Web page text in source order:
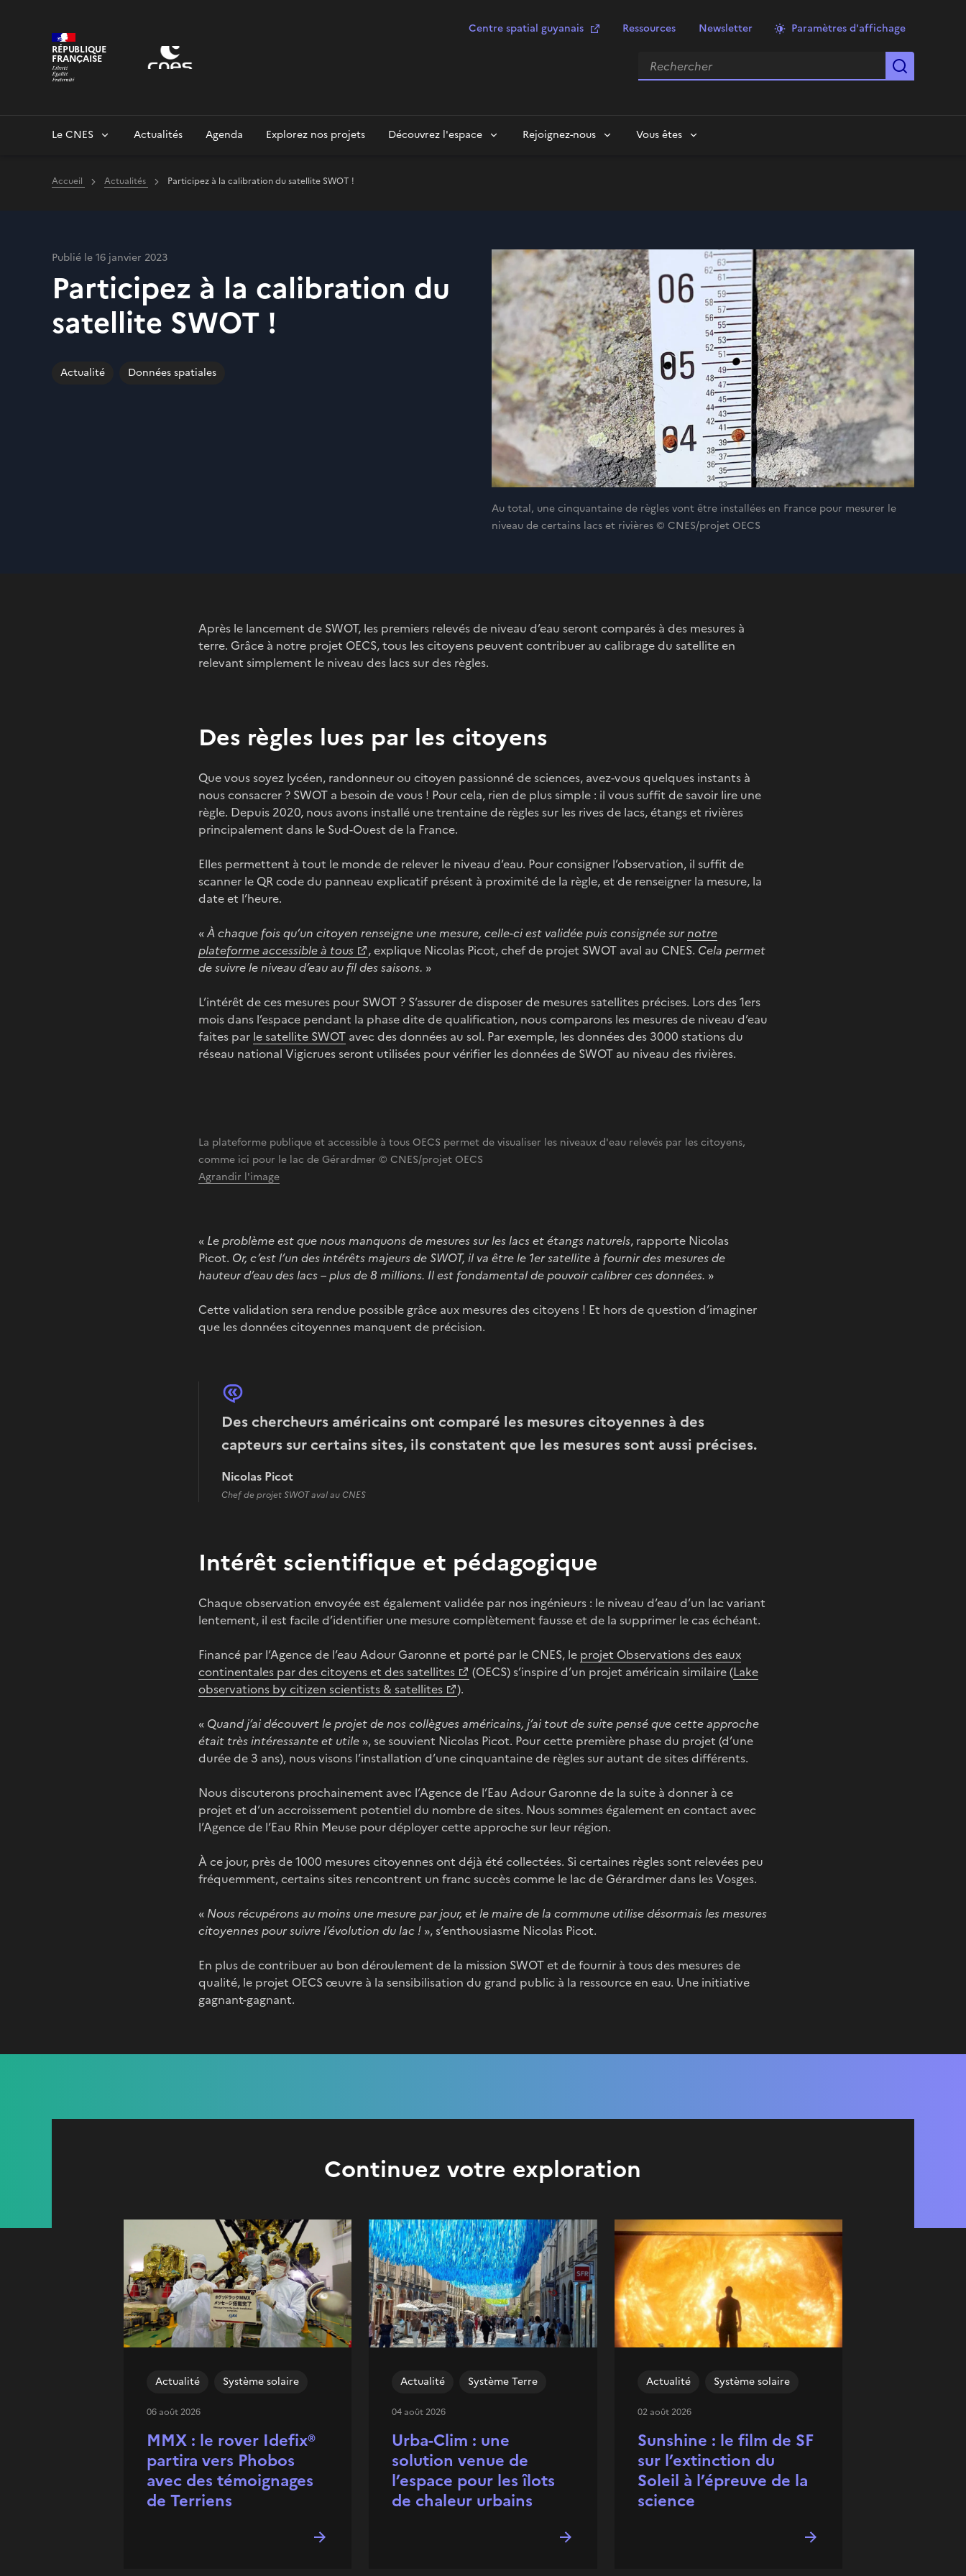
RÉPUBLIQUE
FRANÇAISE
Centre spatial guyanais Ressources Newsletter Paramètres d'affichage
Rechercher
Le CNES Actualités Agenda Explorez nos projets Découvrez l'espace Rejoignez-nous Vous êtes
Accueil Actualités Participez à la calibration du satellite SWOT !
Publié le 16 janvier 2023
Participez à la calibration du
satellite SWOT !
Actualité Données spatiales
Au total, une cinquantaine de règles vont être installées en France pour mesurer le
niveau de certains lacs et rivières © CNES/projet OECS
Après le lancement de SWOT, les premiers relevés de niveau d’eau seront comparés à des mesures à
terre. Grâce à notre projet OECS, tous les citoyens peuvent contribuer au calibrage du satellite en
relevant simplement le niveau des lacs sur des règles.
Des règles lues par les citoyens
Que vous soyez lycéen, randonneur ou citoyen passionné de sciences, avez-vous quelques instants à
nous consacrer ? SWOT a besoin de vous ! Pour cela, rien de plus simple : il vous suffit de savoir lire une
règle. Depuis 2020, nous avons installé une trentaine de règles sur les rives de lacs, étangs et rivières
principalement dans le Sud-Ouest de la France.
Elles permettent à tout le monde de relever le niveau d’eau. Pour consigner l’observation, il suffit de
scanner le QR code du panneau explicatif présent à proximité de la règle, et de renseigner la mesure, la
date et l’heure.
«À chaque fois qu’un citoyen renseigne une mesure, celle-ci est validée puis consignée surnotre
plateforme accessible à tous
, explique Nicolas Picot, chef de projet SWOT aval au CNES. Cela permet
de suivre le niveau d’eau au fil des saisons. »
L’intérêt de ces mesures pour SWOT ? S’assurer de disposer de mesures satellites précises. Lors des 1ers
mois dans l’espace pendant la phase dite de qualification, nous comparons les mesures de niveau d’eau
faites par le satellite SWOT avec des données au sol. Par exemple, les données des 3000 stations du
réseau national Vigicrues seront utilisées pour vérifier les données de SWOT au niveau des rivières.
La plateforme publique et accessible à tous OECS permet de visualiser les niveaux d'eau relevés par les citoyens,
comme ici pour le lac de Gérardmer © CNES/projet OECS
Agrandir l'image
« Le problème est que nous manquons de mesures sur les lacs et étangs naturels, rapporte Nicolas
Picot. Or, c’est l’un des intérêts majeurs de SWOT, il va être le 1er satellite à fournir des mesures de
hauteur d’eau des lacs – plus de 8 millions. Il est fondamental de pouvoir calibrer ces données. »
Cette validation sera rendue possible grâce aux mesures des citoyens ! Et hors de question d’imaginer
que les données citoyennes manquent de précision.
Des chercheurs américains ont comparé les mesures citoyennes à des
capteurs sur certains sites, ils constatent que les mesures sont aussi précises.
Nicolas Picot
Chef de projet SWOT aval au CNES
Intérêt scientifique et pédagogique
Chaque observation envoyée est également validée par nos ingénieurs : le niveau d’eau d’un lac variant
lentement, il est facile d’identifier une mesure complètement fausse et de la supprimer le cas échéant.
Financé par l’Agence de l’eau Adour Garonne et porté par le CNES, le projet Observations des eaux
continentales par des citoyens et des satellites
(OECS) s’inspire d’un projet américain similaire (Lake
observations by citizen scientists & satellites
).
« Quand j’ai découvert le projet de nos collègues américains, j’ai tout de suite pensé que cette approche
était très intéressante et utile », se souvient Nicolas Picot. Pour cette première phase du projet (d’une
durée de 3 ans), nous visons l’installation d’une cinquantaine de règles sur autant de sites différents.
Nous discuterons prochainement avec l’Agence de l’Eau Adour Garonne de la suite à donner à ce
projet et d’un accroissement potentiel du nombre de sites. Nous sommes également en contact avec
l’Agence de l’Eau Rhin Meuse pour déployer cette approche sur leur région.
À ce jour, près de 1000 mesures citoyennes ont déjà été collectées. Si certaines règles sont relevées peu
fréquemment, certains sites rencontrent un franc succès comme le lac de Gérardmer dans les Vosges.
« Nous récupérons au moins une mesure par jour, et le maire de la commune utilise désormais les mesures
citoyennes pour suivre l’évolution du lac ! », s’enthousiasme Nicolas Picot.
En plus de contribuer au bon déroulement de la mission SWOT et de fournir à tous des mesures de
qualité, le projet OECS œuvre à la sensibilisation du grand public à la ressource en eau. Une initiative
gagnant-gagnant.
Continuez votre exploration
MMX : le rover Idefix®
partira vers Phobos
avec des témoignages
de Terriens
Actualité Système solaire
06 août 2026
Urba-Clim : une
solution venue de
l’espace pour les îlots
de chaleur urbains
Actualité Système Terre
04 août 2026
Sunshine : le film de SF
sur l’extinction du
Soleil à l’épreuve de la
science
Actualité Système solaire
02 août 2026